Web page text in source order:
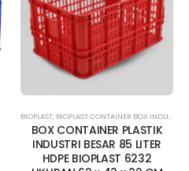
,BOX CONTAINER JUMBO,BOX CONTAINER
BIOPLAST, BIOPLAST CONTAINER BOX INDUSTRI
BOX CONTAINER PLASTIK
INDUSTRI BESAR 85 LITER
HDPE BIOPLAST 6232